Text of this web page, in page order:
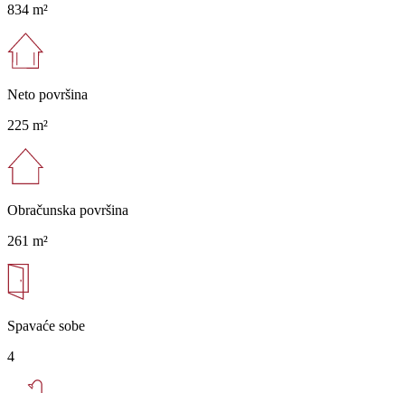
834 m²
Neto površina
225 m²
Obračunska površina
261 m²
Spavaće sobe
4